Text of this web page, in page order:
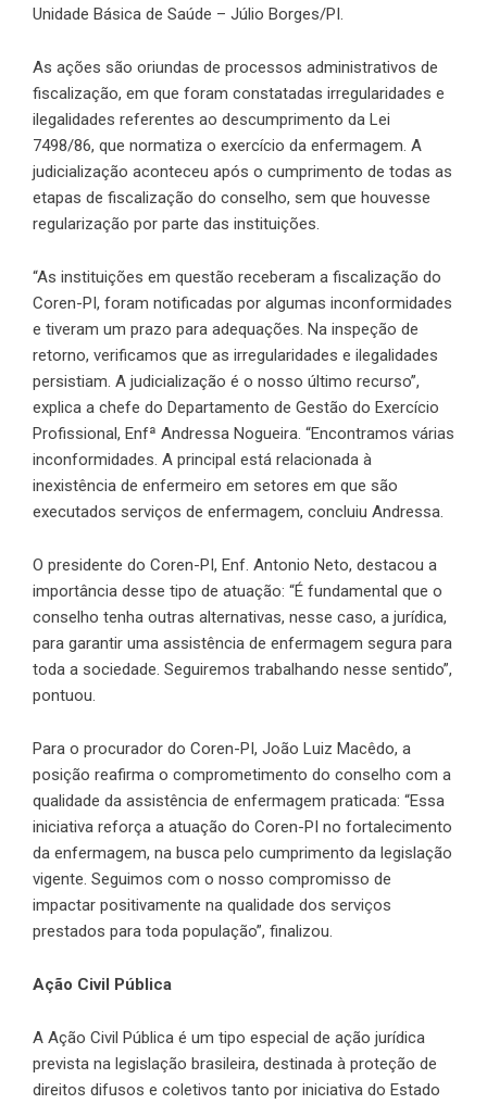
Unidade Básica de Saúde – Júlio Borges/PI.
As ações são oriundas de processos administrativos de
fiscalização, em que foram constatadas irregularidades e
ilegalidades referentes ao descumprimento da Lei
7498/86, que normatiza o exercício da enfermagem. A
judicialização aconteceu após o cumprimento de todas as
etapas de fiscalização do conselho, sem que houvesse
regularização por parte das instituições.
“As instituições em questão receberam a fiscalização do
Coren-PI, foram notificadas por algumas inconformidades
e tiveram um prazo para adequações. Na inspeção de
retorno, verificamos que as irregularidades e ilegalidades
persistiam. A judicialização é o nosso último recurso”,
explica a chefe do Departamento de Gestão do Exercício
Profissional, Enfª Andressa Nogueira. “Encontramos várias
inconformidades. A principal está relacionada à
inexistência de enfermeiro em setores em que são
executados serviços de enfermagem, concluiu Andressa.
O presidente do Coren-PI, Enf. Antonio Neto, destacou a
importância desse tipo de atuação: “É fundamental que o
conselho tenha outras alternativas, nesse caso, a jurídica,
para garantir uma assistência de enfermagem segura para
toda a sociedade. Seguiremos trabalhando nesse sentido”,
pontuou.
Para o procurador do Coren-PI, João Luiz Macêdo, a
posição reafirma o comprometimento do conselho com a
qualidade da assistência de enfermagem praticada: “Essa
iniciativa reforça a atuação do Coren-PI no fortalecimento
da enfermagem, na busca pelo cumprimento da legislação
vigente. Seguimos com o nosso compromisso de
impactar positivamente na qualidade dos serviços
prestados para toda população”, finalizou.
Ação Civil Pública
A Ação Civil Pública é um tipo especial de ação jurídica
prevista na legislação brasileira, destinada à proteção de
direitos difusos e coletivos tanto por iniciativa do Estado